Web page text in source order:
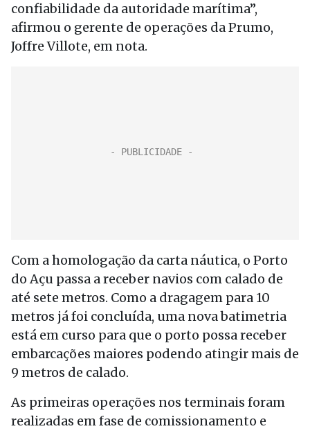
confiabilidade da autoridade marítima”,
afirmou o gerente de operações da Prumo,
Joffre Villote, em nota.
Com a homologação da carta náutica, o Porto
do Açu passa a receber navios com calado de
até sete metros. Como a dragagem para 10
metros já foi concluída, uma nova batimetria
está em curso para que o porto possa receber
embarcações maiores podendo atingir mais de
9 metros de calado.
As primeiras operações nos terminais foram
realizadas em fase de comissionamento e